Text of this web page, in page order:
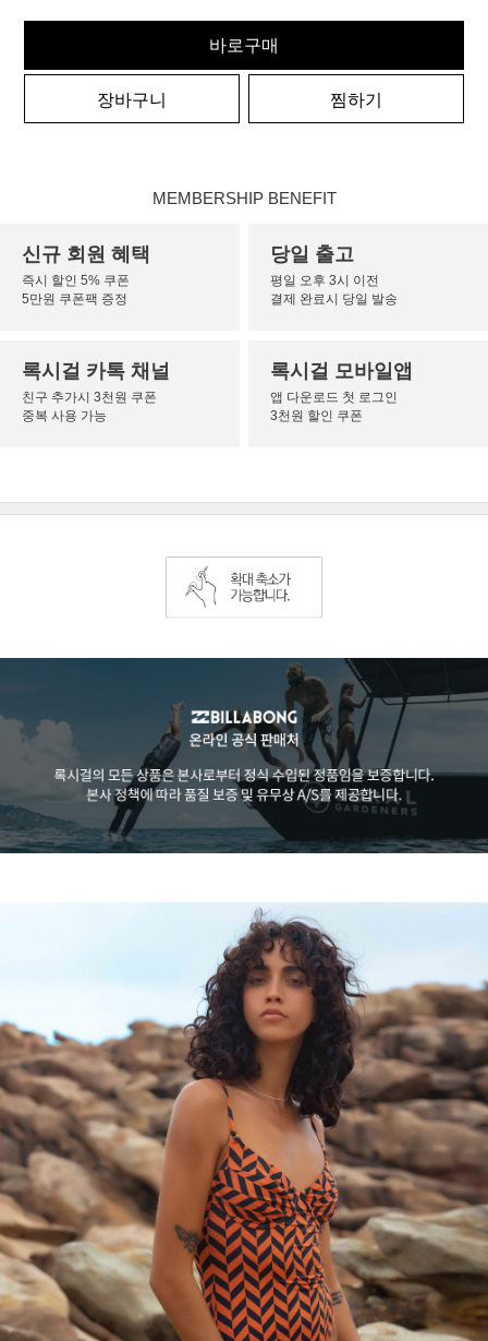
바로구매
장바구니 찜하기
MEMBERSHIP BENEFIT
신규 회원 혜택
즉시 할인 5% 쿠폰
5만원 쿠폰팩 증정
당일 출고
평일 오후 3시 이전
결제 완료시 당일 발송
록시걸 카톡 채널
친구 추가시 3천원 쿠폰
중복 사용 가능
록시걸 모바일앱
앱 다운로드 첫 로그인
3천원 할인 쿠폰